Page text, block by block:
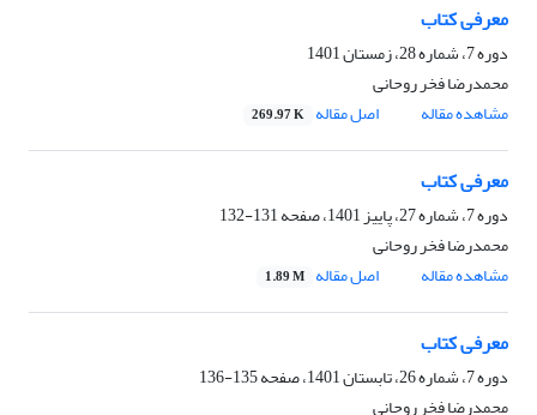
معرفی کتاب
دوره 7، شماره 28، زمستان 1401
محمدرضا فخر روحانی
مشاهده مقاله
اصل مقاله 269.97 K
معرفی کتاب
دوره 7، شماره 27، پاییز 1401، صفحه
131-132
محمدرضا فخر روحانی
مشاهده مقاله
اصل مقاله 1.89 M
معرفی کتاب
دوره 7، شماره 26، تابستان 1401، صفحه
135-136
محمدرضا فخر روحانی